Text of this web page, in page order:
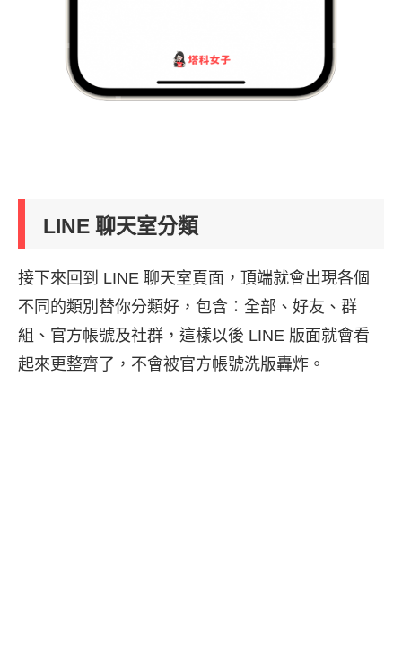
LINE 聊天室分類
接下來回到 LINE 聊天室頁面，頂端就會出現各個
不同的類別替你分類好，包含：全部、好友、群
組、官方帳號及社群，這樣以後 LINE 版面就會看
起來更整齊了，不會被官方帳號洗版轟炸。